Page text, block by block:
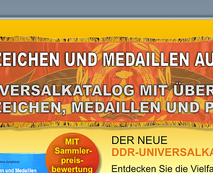
Aus unserem An- und Verkauf-Angebot:
karten Antik Antiquariat Armbanduhren
spielzeug
Bronzefiguren Ehrenzeichen
teratur
GUB (Glashütte) Klassiker
Medaillen aus Meissner Porzellan
Modelleisenbahn
medaillen
Postkarten Rostock-Andenken Sachbuch
Liste über DDR-Abzeichen, DDR-Orden und
DDR Medaillen, DDR Abzeichen und DDR Orden Block
Auf den nachfolgenden Listen ist in mehreren tausend
Abzeichen, DDR-Medaillen und DDR-Plaketten aufgeführt,
Katalog über "Abzeichen und Medaillen aus der DDR"
Wir danken allen, die Informationen für den DDR-Katalog